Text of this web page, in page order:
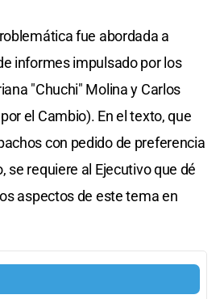
fue abordada a
informes impulsado por los
"Chuchi" Molina y Carlos
el Cambio). En el texto, que
con pedido de preferencia
se requiere al Ejecutivo que dé
aspectos de este tema en